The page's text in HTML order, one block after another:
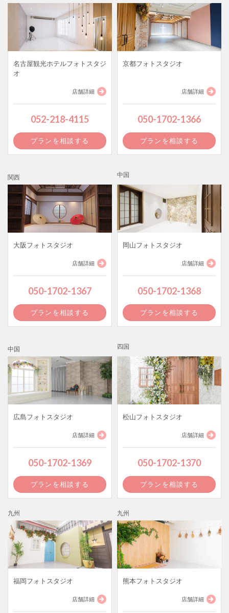
名古屋観光ホテルフォトスタジ
オ
店舗詳細
052-218-4115
プランを相談する
京都フォトスタジオ
店舗詳細
050-1702-1366
プランを相談する
関西
大阪フォトスタジオ
店舗詳細
050-1702-1367
プランを相談する
中国
岡山フォトスタジオ
店舗詳細
050-1702-1368
プランを相談する
中国
広島フォトスタジオ
店舗詳細
050-1702-1369
プランを相談する
四国
松山フォトスタジオ
店舗詳細
050-1702-1370
プランを相談する
九州
福岡フォトスタジオ
店舗詳細
九州
熊本フォトスタジオ
店舗詳細